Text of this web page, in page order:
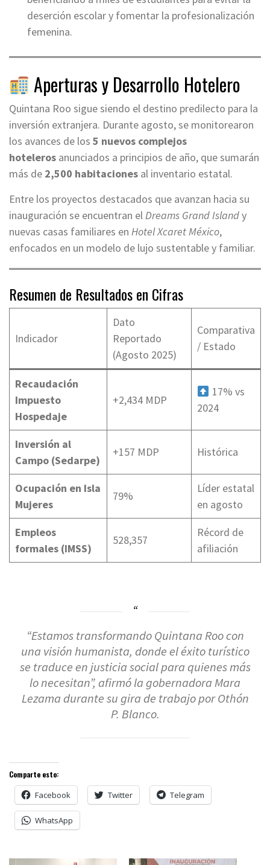
deserción escolar y fomentar la profesionalización
femenina.
Aperturas y Desarrollo Hotelero
Quintana Roo sigue siendo el destino predilecto para la
inversión extranjera. Durante agosto, se monitorearon
los avances de los 5 nuevos complejos
hoteleros anunciados a principios de año, que sumarán
más de 2,500 habitaciones al inventario estatal.
Entre los proyectos destacados que avanzan hacia su
inauguración se encuentran elDreams Grand Islandy
nuevas casas familiares en Hotel Xcaret México,
enfocados en un modelo de lujo sustentable y familiar.
Resumen de Resultados en Cifras
Indicador
Dato
Reportado
(Agosto 2025)
Comparativa
/ Estado
Recaudación
Impuesto
Hospedaje
+2,434 MDP
17% vs
2024
Inversión al
Campo (Sedarpe)
+157 MDP Histórica
Ocupación en Isla
Mujeres
79%
Líder estatal
en agosto
Empleos
formales (IMSS)
528,357
Récord de
afiliación
“Estamos transformando Quintana Roo con
una visión humanista, donde el éxito turístico
se traduce en justicia social para quienes más
lo necesitan”, afirmó la gobernadora Mara
Lezama durante su gira de trabajo por Othón
P. Blanco.
Comparte esto:
Facebook Twitter Telegram
WhatsApp